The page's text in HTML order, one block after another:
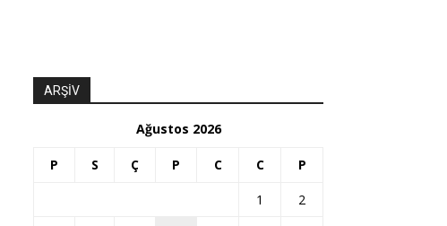
ARŞİV
Ağustos 2026
P S Ç P C C P
1
2